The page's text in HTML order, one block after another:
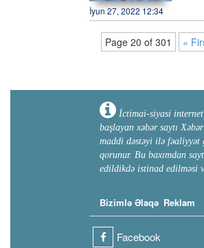
həlli
İyun 27, 2022 12:34
Page 20 of 301 «
İctimai-siyasi
başlayan xəbər saytı
maddi dəstəyi ilə fəaliyyət
qorunur. Bu baxımdan
edildikdə istinad edilməsi
Bizimlə Əlaqə Reklam
Facebook